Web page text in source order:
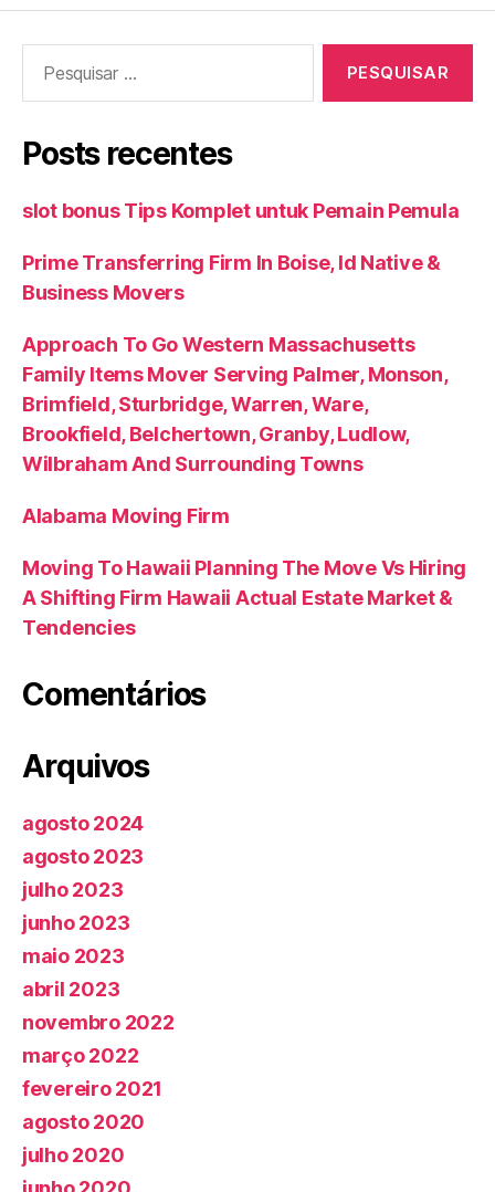
por:
Posts recentes
slot bonus Tips Komplet untuk Pemain Pemula
Prime Transferring Firm In Boise, Id Native &
Business Movers
Approach To Go Western Massachusetts
Family Items Mover Serving Palmer, Monson,
Brimfield, Sturbridge, Warren, Ware,
Brookfield, Belchertown, Granby, Ludlow,
Wilbraham And Surrounding Towns
Alabama Moving Firm
Moving To Hawaii Planning The Move Vs Hiring
A Shifting Firm Hawaii Actual Estate Market &
Tendencies
Comentários
Arquivos
agosto 2024
agosto 2023
julho 2023
junho 2023
maio 2023
abril 2023
novembro 2022
março 2022
fevereiro 2021
agosto 2020
julho 2020